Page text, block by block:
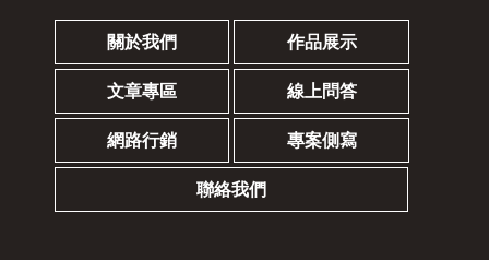
關於我們 作品展示
文章專區 線上問答
網路行銷 專案側寫
聯絡我們